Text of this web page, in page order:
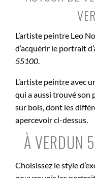
L’artiste peintre Leo
d’acquérir le portrait
55100.
L’artiste peintre avec
qui a aussi trouvé son
sur bois, dont les
apercevoir ci-dessus.
À VERDUN
Choisissez le style